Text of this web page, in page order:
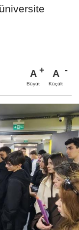
A
Büyüt
A
Küçült